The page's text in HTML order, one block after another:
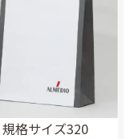
規格サイズ320